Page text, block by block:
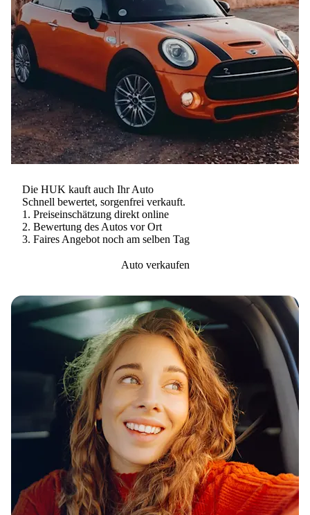
Die HUK kauft auch Ihr Auto
Schnell bewertet, sorgenfrei verkauft.
Preis­einschätzung direkt online
Bewertung des Autos vor Ort
Faires Angebot noch am selben Tag
Auto verkaufen